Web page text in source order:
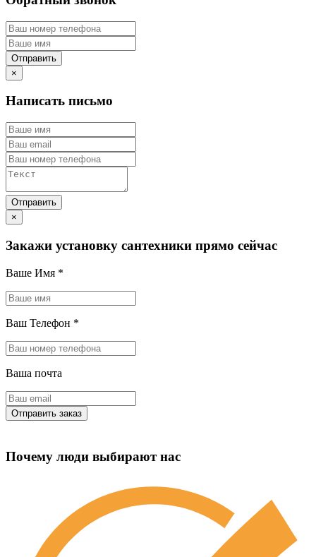
×
Написать письмо
×
Закажи установку сантехники прямо сейчас
Ваше Имя *
Ваш Телефон *
Ваша почта
Почему люди выбирают нас